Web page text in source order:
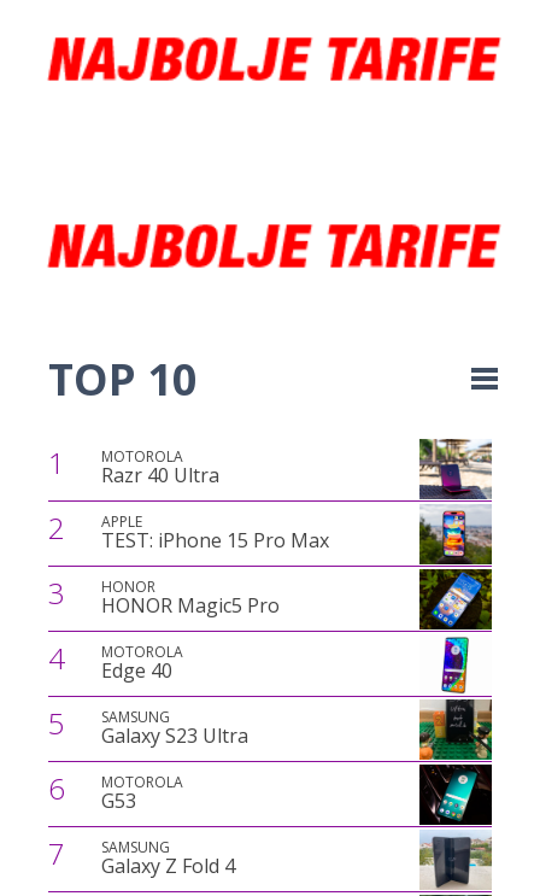
TOP 10
1 MOTOROLA
Razr 40 Ultra
2 APPLE
TEST: iPhone 15 Pro Max
3 HONOR
HONOR Magic5 Pro
4 MOTOROLA
Edge 40
5 SAMSUNG
Galaxy S23 Ultra
6 MOTOROLA
G53
7 SAMSUNG
Galaxy Z Fold 4